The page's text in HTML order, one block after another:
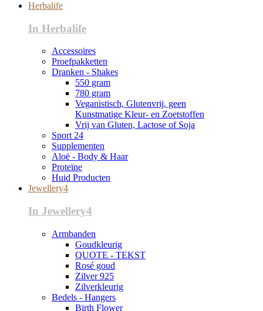
Herbalife
In Herbalife
Accessoires
Proefpakketten
Dranken - Shakes
550 gram
780 gram
Veganistisch, Glutenvrij, geen
Kunstmatige Kleur- en Zoetstoffen
Vrij van Gluten, Lactose of Soja
Sport 24
Supplementen
Aloë - Body & Haar
Proteïne
Huid Producten
Jewellery4
In Jewellery4
Armbanden
Goudkleurig
QUOTE - TEKST
Rosé goud
Zilver 925
Zilverkleurig
Bedels - Hangers
Birth Flower